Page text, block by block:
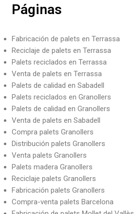
Páginas
Fabricación de palets en Terrassa
Reciclaje de palets en Terrassa
Palets reciclados en Terrassa
Venta de palets en Terrassa
Palets de calidad en Sabadell
Palets reciclados en Granollers
Palets de calidad en Granollers
Venta de palets en Sabadell
Compra palets Granollers
Distribución palets Granollers
Venta palets Granollers
Palets madera Granollers
Reciclaje palets Granollers
Fabricación palets Granollers
Compra-venta palets Barcelona